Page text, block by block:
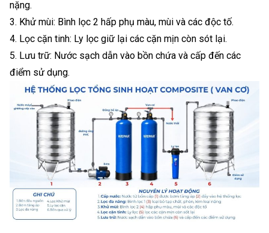
nặng.
Khử mùi: Bình lọc 2 hấp phụ màu, mùi và các độc tố.
Lọc cặn tinh: Ly lọc giữ lại các cặn mịn còn sót lại.
Lưu trữ: Nước sạch dẫn vào bồn chứa và cấp đến các
điểm sử dụng.